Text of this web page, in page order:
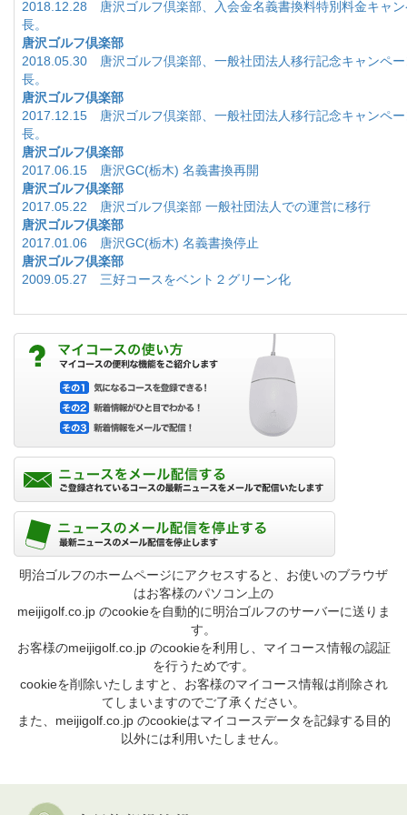
2018.12.28 唐沢ゴルフ倶楽部、入会金名義書換料特別料金キャ
長。
唐沢ゴルフ倶楽部
2018.05.30 唐沢ゴルフ倶楽部、一般社団法人移行記念キャンペ
長。
唐沢ゴルフ倶楽部
2017.12.15 唐沢ゴルフ倶楽部、一般社団法人移行記念キャンペ
長。
唐沢ゴルフ倶楽部
2017.06.15 唐沢GC(栃木) 名義書換再開
唐沢ゴルフ倶楽部
2017.05.22 唐沢ゴルフ倶楽部 一般社団法人での運営に移行
唐沢ゴルフ倶楽部
2017.01.06 唐沢GC(栃木) 名義書換停止
唐沢ゴルフ倶楽部
2009.05.27 三好コースをベント２グリーン化
明治ゴルフのホームページにアクセスすると、お使いのブラウザ
はお客様のパソコン上の
meijigolf.co.jp のcookieを自動的に明治ゴルフのサーバーに送りま
す。
お客様のmeijigolf.co.jp のcookieを利用し、マイコース情報の認証
を行うためです。
cookieを削除いたしますと、お客様のマイコース情報は削除され
てしまいますのでご了承ください。
また、meijigolf.co.jp のcookieはマイコースデータを記録する目的
以外には利用いたしません。